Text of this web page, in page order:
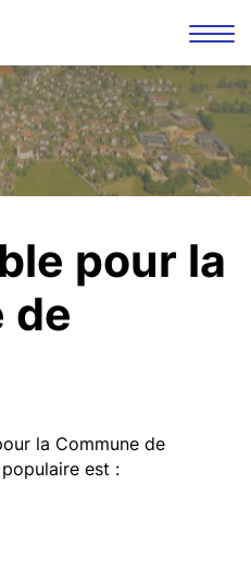
la
pour la
de
la Commune de
est :